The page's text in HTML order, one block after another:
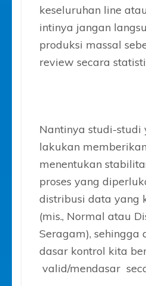
keseluruhan line
intinya jangan
produksi massal
review secara
Nantinya studi-studi
lakukan
menentukan
proses yang
distribusi data yang
(mis., Normal atau
Seragam), sehingga
dasar kontrol kita
valid/mendasar